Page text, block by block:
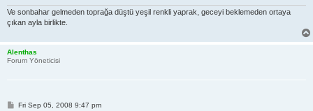
Ve sonbahar gelmeden toprağa düştü yeşil renkli yaprak, geceyi beklemeden ortaya
çıkan ayla birlikte.
Alenthas
Forum Yöneticisi
PFri Sep 05, 2008 9:47 pm